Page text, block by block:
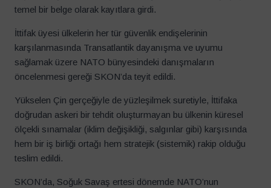
temel bir belge olarak kayıtlara girdi.
İttifak üyesi ülkelerin her tür güvenlik endişelerinin
karşılanmasında Transatlantik dayanışma ve uyumu
sağlamak üzere NATO bünyesindeki danışmaların
öncelenmesi gereği SKON’da teyit edildi.
Yükselen Çin gerçeğiyle de yüzleşilmek suretiyle, İttifaka
doğrudan askeri bir tehdit oluşturmayan bu ülkenin küresel
ölçekli sınamalar (iklim değişikliği, salgınlar gibi) karşısında
hem bir iş birliği ortağı hem stratejik (sistemik) rakip olduğu
teslim edildi.
SKON’da, Soğuk Savaş ertesi dönemde NATO’nun